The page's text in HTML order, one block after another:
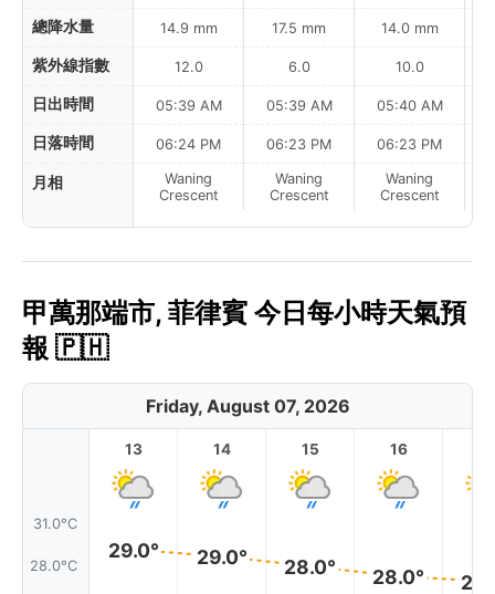
總降水量
紫外線指數
日出時間
日落時間
月相
14.9 mm
12.0
05:39 AM
06:24 PM
Waning
Crescent
17.5 mm
6.0
05:39 AM
06:23 PM
Waning
Crescent
14.0 mm
10.0
05:40 AM
06:23 PM
Waning
Crescent
甲萬那端市, 菲律賓 今日每小時天氣預
報 🇵🇭
Friday, August 07, 2026
31.0°C
28.0°C
13
29.0°
14
29.0°
15
28.0°
16
28.0°